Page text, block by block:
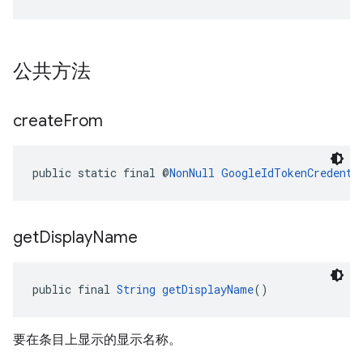
公共方法
createFrom
public static final @NonNull
getDisplayName
public final String getDisplayName()
要在条目上显示的显示名称。